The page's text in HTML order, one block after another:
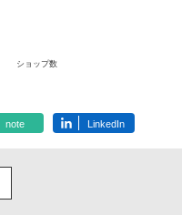
ショップ数
note LinkedIn